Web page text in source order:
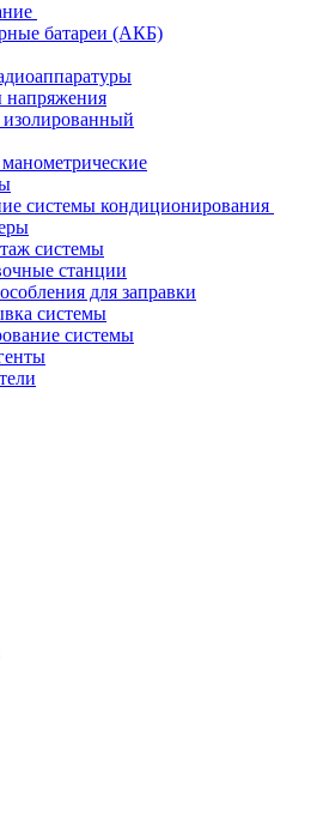
батареи (АКБ)
системы кондиционирования
системы
станции
для заправки
системы
системы